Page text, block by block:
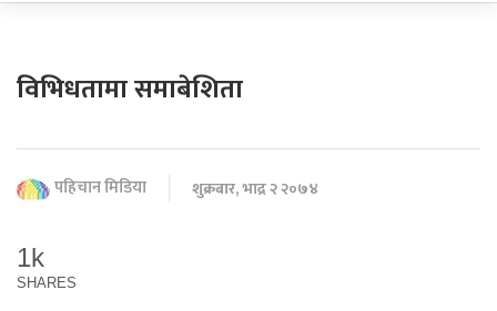
विभिधतामा समाबेशिता
पहिचान मिडिया शुक्रबार, भाद्र २ २०७४
1k
SHARES